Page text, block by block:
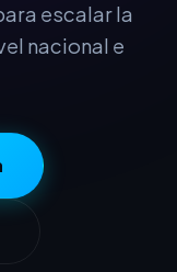
escalar la
nacional e